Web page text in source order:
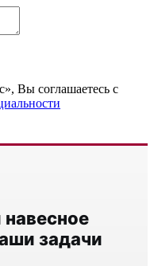
Вы соглашаетесь c
задачи